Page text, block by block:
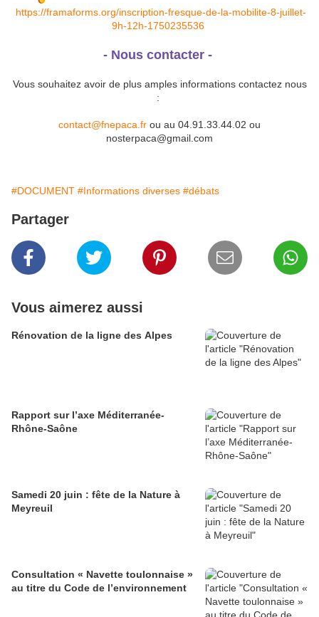
https://framaforms.org/inscription-fresque-de-la-mobilite-8-juillet-
9h-12h-1750235536
- Nous contacter -
Vous souhaitez avoir de plus amples informations contactez nous
:
contact@fnepaca.fr ou au 04.91.33.44.02 ou
nosterpaca@gmail.com
#DOCUMENT #Informations diverses #débats
Partager
Vous aimerez aussi
Rénovation de la ligne des Alpes
Rapport sur l’axe Méditerranée-
Rhône-Saône
Samedi 20 juin : fête de la Nature à
Meyreuil
Consultation « Navette toulonnaise »
au titre du Code de l’environnement